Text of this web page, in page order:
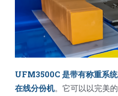
圆蛋糕切割机
蛋糕切块机
蛋糕切片机
奶酪切片
圆形奶酪切片
块状奶酪切片
三明治/披萨/寿司切割
披萨切割机
面团
公司新闻
人才招聘
联系我们
UFM3500C 是带有称重系
在线分份机。它可以以完美